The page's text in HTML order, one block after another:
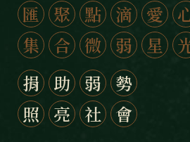
匯 聚 點 滴 愛
集 合 微 弱 星
捐 助 弱 勢
照 亮 社 會